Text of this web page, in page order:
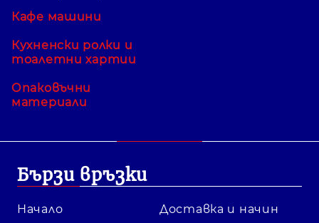
Кафе машини
Кухненски ролки и
тоалетни хартии
Опаковъчни
материали
Бързи връзки
Начало
Доставка и начин